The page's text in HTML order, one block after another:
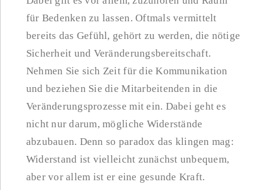
für Bedenken zu lassen. Oftmals vermittelt
bereits das Gefühl, gehört zu werden, die nötige
Sicherheit und Veränderungsbereitschaft.
Nehmen Sie sich Zeit für die Kommunikation
und beziehen Sie die Mitarbeitenden in die
Veränderungsprozesse mit ein. Dabei geht es
nicht nur darum, mögliche Widerstände
abzubauen. Denn so paradox das klingen mag:
Widerstand ist vielleicht zunächst unbequem,
aber vor allem ist er eine gesunde Kraft.